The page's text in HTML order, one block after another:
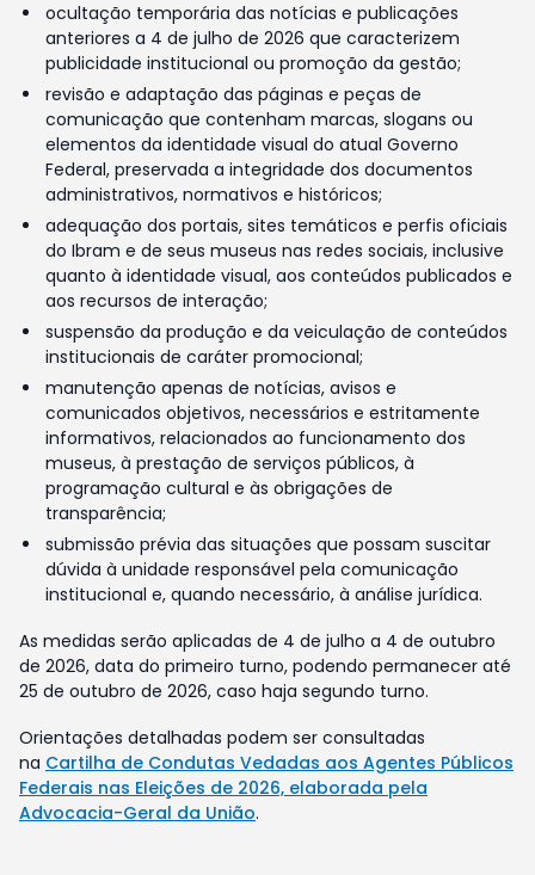
ocultação temporária das notícias e publicações
anteriores a 4 de julho de 2026 que caracterizem
publicidade institucional ou promoção da gestão;
revisão e adaptação das páginas e peças de
comunicação que contenham marcas, slogans ou
elementos da identidade visual do atual Governo
Federal, preservada a integridade dos documentos
administrativos, normativos e históricos;
adequação dos portais, sites temáticos e perfis oficiais
do Ibram e de seus museus nas redes sociais, inclusive
quanto à identidade visual, aos conteúdos publicados e
aos recursos de interação;
suspensão da produção e da veiculação de conteúdos
institucionais de caráter promocional;
manutenção apenas de notícias, avisos e
comunicados objetivos, necessários e estritamente
informativos, relacionados ao funcionamento dos
museus, à prestação de serviços públicos, à
programação cultural e às obrigações de
transparência;
submissão prévia das situações que possam suscitar
dúvida à unidade responsável pela comunicação
institucional e, quando necessário, à análise jurídica.
As medidas serão aplicadas de 4 de julho a 4 de outubro
de 2026, data do primeiro turno, podendo permanecer até
25 de outubro de 2026, caso haja segundo turno.
Orientações detalhadas podem ser consultadas
na Cartilha de Condutas Vedadas aos Agentes Públicos
Federais nas Eleições de 2026, elaborada pela
Advocacia-Geral da União.